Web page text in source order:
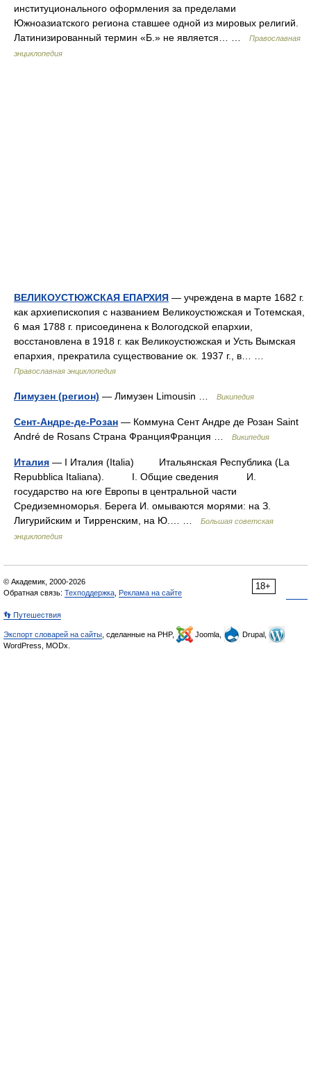
институционального оформления за пределами
Южноазиатского региона ставшее одной из мировых религий.
Латинизированный термин «Б.» не является… …
Православная
энциклопедия
ВЕЛИКОУСТЮЖСКАЯ ЕПАРХИЯ — учреждена в марте 1682 г.
как архиепископия с названием Великоустюжская и Тотемская,
6 мая 1788 г. присоединена к Вологодской епархии,
восстановлена в 1918 г. как Великоустюжская и Усть Вымская
епархия, прекратила существование ок. 1937 г., в… …
Православная энциклопедия
Лимузен (регион) — Лимузен Limousin … Википедия
Сент-Андре-де-Розан — Коммуна Сент Андре де Розан Saint
André de Rosans Страна ФранцияФранция …
Википедия
Италия — I Италия (Italia) Итальянская Республика (La
Repubblica Italiana). I. Общие сведения И.
государство на юге Европы в центральной части
Средиземноморья. Берега И. омываются морями: на З.
Лигурийским и Тирренским, на Ю.… …
Большая советская
энциклопедия
18+
© Академик, 2000-2026
Обратная связь: Техподдержка Реклама на сайте
👣 Путешествия
Экспорт словарей на сайты , сделанные на PHP, Joomla,
Drupal,
WordPress, MODx.